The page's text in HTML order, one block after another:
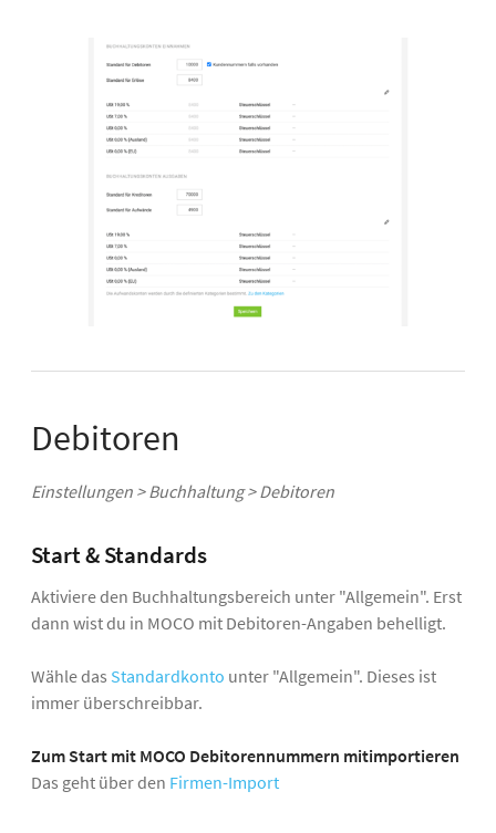
Debitoren
Einstellungen > Buchhaltung > Debitoren
Start & Standards
Aktiviere den Buchhaltungsbereich unter "Allgemein". Erst
dann wist du in MOCO mit Debitoren-Angaben behelligt.
Wähle das Standardkonto unter "Allgemein". Dieses ist
immer überschreibbar.
Zum Start mit MOCO Debitorennummern mitimportieren
Das geht über den Firmen-Import